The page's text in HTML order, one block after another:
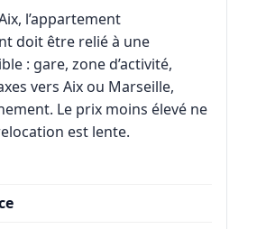
l’appartement
doit être relié à une
: gare, zone d’activité,
vers Aix ou Marseille,
Le prix moins élevé ne
est lente.